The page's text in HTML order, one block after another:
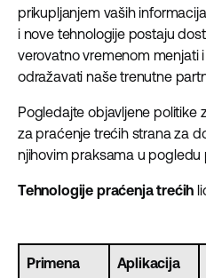
prikupljanjem vaših
i nove tehnologije postaju
verovatno vremenom menjati
odražavati naše trenutne
Pogledajte objavljene politike
za praćenje trećih strana za
njihovim praksama u pogledu
Tehnologije praćenja trećih
Primena Aplikacija